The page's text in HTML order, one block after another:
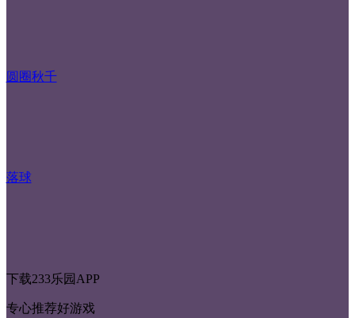
圆圈秋千
落球
下载233乐园APP
专心推荐好游戏